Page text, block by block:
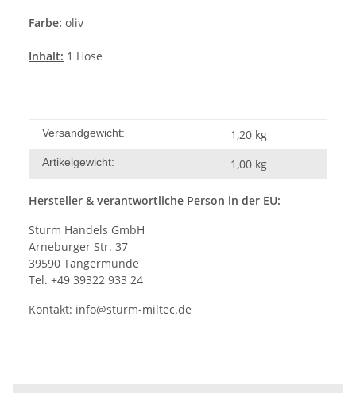
Farbe: oliv
Inhalt: 1 Hose
Versandgewicht: 1,20 kg
Artikelgewicht: 1,00 kg
Hersteller & verantwortliche Person in der EU:
Sturm Handels GmbH
Arneburger Str. 37
39590 Tangermünde
Tel. +49 39322 933 24
Kontakt: info@sturm-miltec.de